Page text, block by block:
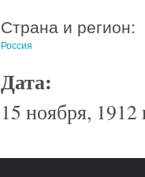
Страна и регион:
Россия
Дата:
15 ноября, 1912